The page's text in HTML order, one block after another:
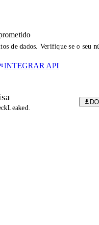
de dados. Verifique se o seu
INTEGRAR API